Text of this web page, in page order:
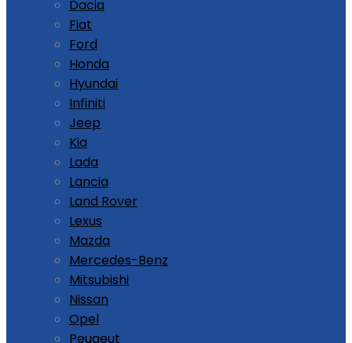
Dacia
Fiat
Ford
Honda
Hyundai
Infiniti
Jeep
Kia
Lada
Lancia
Land Rover
Lexus
Mazda
Mercedes-Benz
Mitsubishi
Nissan
Opel
Peugeut